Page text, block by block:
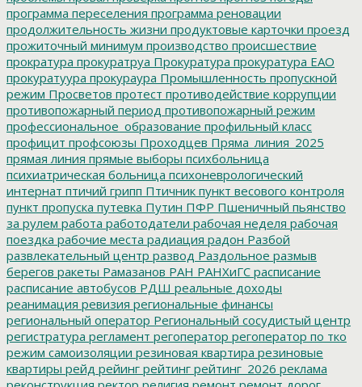
программа переселения программа реновации
продолжительность жизни продуктовые карточки проезд
прожиточный минимум производство происшествие
прократура прокуратруа Прокуратура прокуратура ЕАО
прокуратуура прокураура Промышленность пропускной
режим Просветов протест противодействие коррупции
противопожарный период противопожарный режим
профессиональное_образование профильный класс
профицит профсоюзы Проходцев Пряма_линия_2025
прямая линия прямые выборы психбольница
психиатрическая больница психоневрологический
интернат птичий грипп Птичник пункт весового контроля
пункт пропуска путевка Путин ПФР Пшеничный пьянство
за рулем работа работодатели рабочая неделя рабочая
поездка рабочие места радиация радон Разбой
развлекательный центр развод Раздольное размыв
берегов ракеты Рамазанов РАН РАНХиГС расписание
расписание автобусов РДШ реальные доходы
реанимация ревизия региональные финансы
региональный оператор Региональный сосудистый центр
регистратура регламент регоператор регоператор по тко
режим самоизоляции резиновая квартира резиновые
квартиры рейд рейинг рейтинг рейтинг_2026 реклама